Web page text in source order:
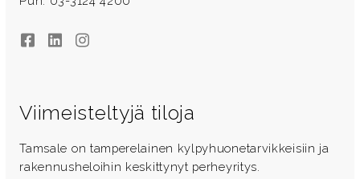
FacebookLinkedInInstagram
Viimeisteltyjä tiloja
Tamsale on tamperelainen kylpyhuonetarvikkeisiin ja
rakennusheloihin keskittynyt perheyritys.